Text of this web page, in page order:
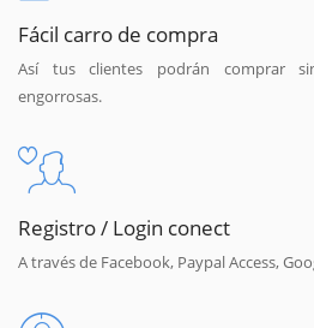
Fácil carro de compra
Así tus clientes podrán comprar
engorrosas.
Registro / Login conect
A través de Facebook, Paypal Access,